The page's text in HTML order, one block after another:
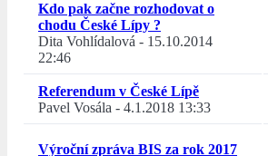
Kdo pak začne rozhodovat o
chodu České Lípy ?
Dita Vohlídalová - 15.10.2014
22:46
Referendum v České Lípě
Pavel Vosála - 4.1.2018 13:33
Výroční zpráva BIS za rok 2017